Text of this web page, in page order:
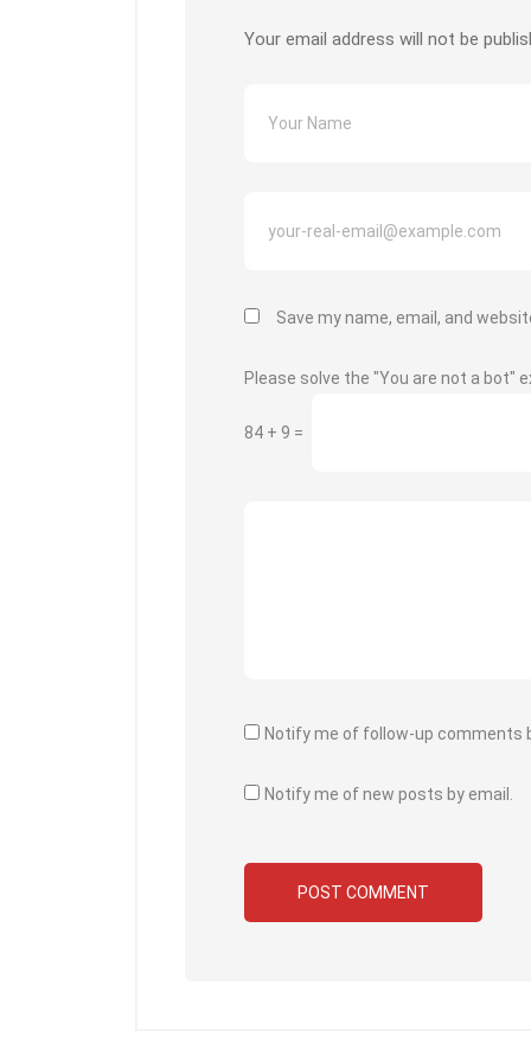
Your email address will not be
Save my name, email, and
Please solve the "You are not a bot"
84 + 9 =
Notify me of follow-up comments
Notify me of new posts by email.